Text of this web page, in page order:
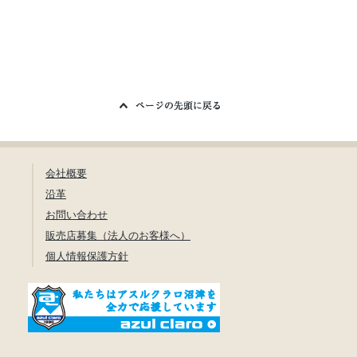
会社概要
沿革
お問い合わせ
販売店募集（法人のお客様へ）
個人情報保護方針